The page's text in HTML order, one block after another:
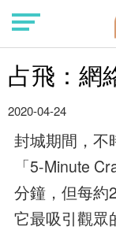
占飛：網
2020-04-24
封城期間，不
「5-Minute
分鐘，但每約
它最吸引觀眾